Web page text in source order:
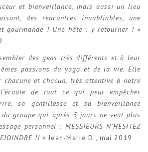
et bienveillance, mais aussi un lieu
des rencontres inoubliables, une
gourmande ! Une hâte : y retourner ! »
des gens très différents et à leur
passions du yoga et de la vie. Elle
chacune et chacun, très attentive à notre
de tout ce qui peut empêcher
sa gentillesse et sa bienveillance
du groupe qui après 5 jours ne veut plus
personnel : MESSIEURS N’HESITEZ
!! » Jean-Marie D., mai 2019